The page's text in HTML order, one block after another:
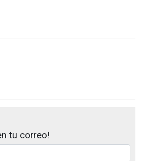
tu correo!